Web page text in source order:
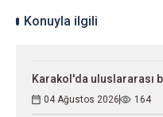
Konuyla ilgili
Karakol'da uluslararası
04 Ağustos 2026 164